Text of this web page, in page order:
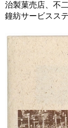
治製菓売店、不
鐘紡サービスス